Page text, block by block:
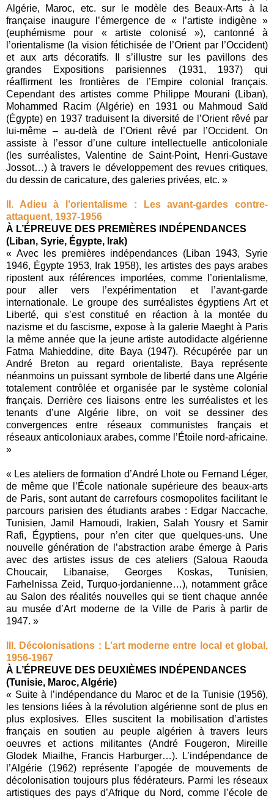
Algérie, Maroc, etc. sur le modèle des Beaux-Arts à la
française inaugure l’émergence de « l’artiste indigène »
(euphémisme pour « artiste colonisé »), cantonné à
l’orientalisme (la vision fétichisée de l’Orient par l’Occident)
et aux arts décoratifs. Il s’illustre sur les pavillons des
grandes Expositions parisiennes (1931, 1937) qui
réaffirment les frontières de l’Empire colonial français.
Cependant des artistes comme Philippe Mourani (Liban),
Mohammed Racim (Algérie) en 1931 ou Mahmoud Saïd
(Égypte) en 1937 traduisent la diversité de l’Orient rêvé par
lui-même – au-delà de l’Orient rêvé par l’Occident. On
assiste à l’essor d’une culture intellectuelle anticoloniale
(les surréalistes, Valentine de Saint-Point, Henri-Gustave
Jossot…) à travers le développement des revues critiques,
du dessin de caricature, des galeries privées, etc. »
II. Adieu à l’orientalisme : Les avant-gardes contre-
attaquent, 1937-1956
À L’ÉPREUVE DES PREMIÈRES INDÉPENDANCES
(Liban, Syrie, Égypte, Irak)
« Avec les premières indépendances (Liban 1943, Syrie
1946, Égypte 1953, Irak 1958), les artistes des pays arabes
ripostent aux références importées, comme l’orientalisme,
pour aller vers l’expérimentation et l’avant-garde
internationale. Le groupe des surréalistes égyptiens Art et
Liberté, qui s’est constitué en réaction à la montée du
nazisme et du fascisme, expose à la galerie Maeght à Paris
la même année que la jeune artiste autodidacte algérienne
Fatma Mahieddine, dite Baya (1947). Récupérée par un
André Breton au regard orientaliste, Baya représente
néanmoins un puissant symbole de liberté dans une Algérie
totalement contrôlée et organisée par le système colonial
français. Derrière ces liaisons entre les surréalistes et les
tenants d’une Algérie libre, on voit se dessiner des
convergences entre réseaux communistes français et
réseaux anticoloniaux arabes, comme l’Étoile nord-africaine.
»
« Les ateliers de formation d’André Lhote ou Fernand Léger,
de même que l’École nationale supérieure des beaux-arts
de Paris, sont autant de carrefours cosmopolites facilitant le
parcours parisien des étudiants arabes : Edgar Naccache,
Tunisien, Jamil Hamoudi, Irakien, Salah Yousry et Samir
Rafi, Égyptiens, pour n’en citer que quelques-uns. Une
nouvelle génération de l’abstraction arabe émerge à Paris
avec des artistes issus de ces ateliers (Saloua Raouda
Choucair, Libanaise, Georges Koskas, Tunisien,
Farhelnissa Zeid, Turquo-jordanienne…), notamment grâce
au Salon des réalités nouvelles qui se tient chaque année
au musée d’Art moderne de la Ville de Paris à partir de
1947. »
III. Décolonisations : L’art moderne entre local et global,
1956-1967
À L’ÉPREUVE DES DEUXIÈMES INDÉPENDANCES
(Tunisie, Maroc, Algérie)
« Suite à l’indépendance du Maroc et de la Tunisie (1956),
les tensions liées à la révolution algérienne sont de plus en
plus explosives. Elles suscitent la mobilisation d’artistes
français en soutien au peuple algérien à travers leurs
oeuvres et actions militantes (André Fougeron, Mireille
Glodek Miailhe, Francis Harburger…). L’indépendance de
l’Algérie (1962) représente l’apogée de mouvements de
décolonisation toujours plus fédérateurs. Parmi les réseaux
artistiques des pays d’Afrique du Nord, comme l’école de